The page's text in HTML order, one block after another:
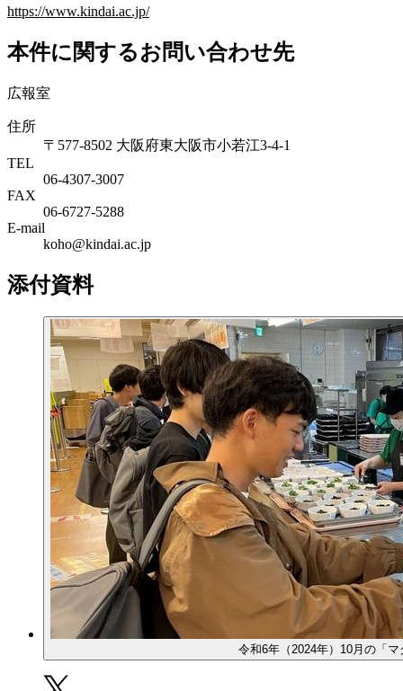
https://www.kindai.ac.jp/
本件に関するお問い合わせ先
広報室
住所
〒577-8502 大阪府東大阪市小若江3-4-1
TEL
06‐4307‐3007
FAX
06‐6727‐5288
E-mail
koho@kindai.ac.jp
添付資料
令和6年（2024年）10月の「